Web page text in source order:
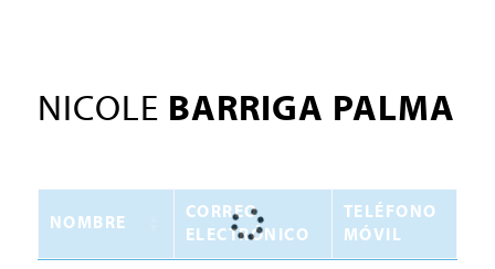
NICOLE BARRIGA PALMA
NOMBRE
CORREO
ELECTRÓNICO
TELÉFONO
MÓVIL